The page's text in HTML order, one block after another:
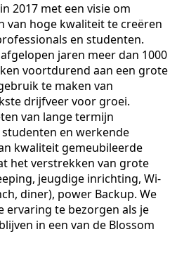
2017 met een visie om
van hoge kwaliteit te creëren
en studenten.
jaren meer dan 1000
voortdurend aan een grote
te maken van
drijfveer voor groei.
van lange termijn
en werkende
kwaliteit gemeubileerde
het verstrekken van grote
jeugdige inrichting, Wi-
diner), power Backup. We
ervaring te bezorgen als je
in een van de Blossom